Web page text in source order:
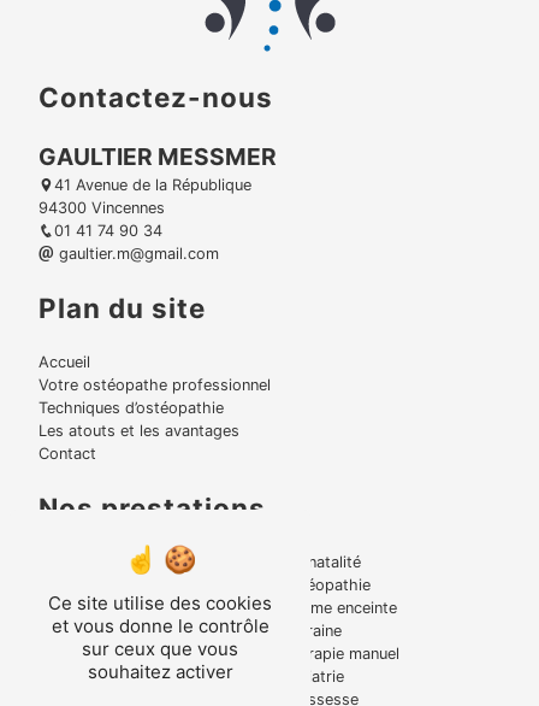
Contactez-nous
GAULTIER MESSMER
41 Avenue de la République
94300 Vincennes
01 41 74 90 34
gaultier.m@gmail.com
Plan du site
Accueil
Votre ostéopathe professionnel
Techniques d’ostéopathie
Les atouts et les avantages
Contact
Nos prestations
Torticolis
Mal de dos
Tensions musculaire
Entorse
Périnatalité
Ostéopathie
Femme enceinte
Migraine
Thérapie manuel
Pédiatrie
Grossesse
Ce site utilise des cookies
et vous donne le contrôle
sur ceux que vous
souhaitez activer